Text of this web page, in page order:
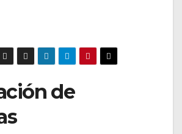
de